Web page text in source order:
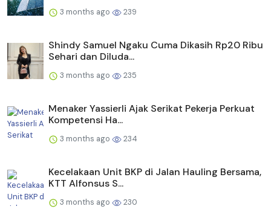
3 months ago 239
Shindy Samuel Ngaku Cuma Dikasih Rp20 Ribu
Sehari dan Diluda...
3 months ago 235
Menaker Yassierli Ajak Serikat Pekerja Perkuat
Kompetensi Ha...
3 months ago 234
Kecelakaan Unit BKP di Jalan Hauling Bersama,
KTT Alfonsus S...
3 months ago 230